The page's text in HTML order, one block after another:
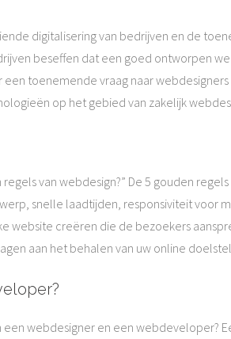
digitalisering van bedrijven en de
beseffen dat een goed ontworpen
toenemende vraag naar
op het gebied van zakelijk
van webdesign?” De 5 gouden
snelle laadtijden, responsiviteit voor
website creëren die de bezoekers
aan het behalen van uw online
een webdesigner en een webdeveloper?